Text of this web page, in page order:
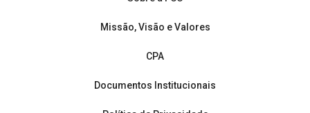
Missão, Visão e Valores
CPA
Documentos Institucionais